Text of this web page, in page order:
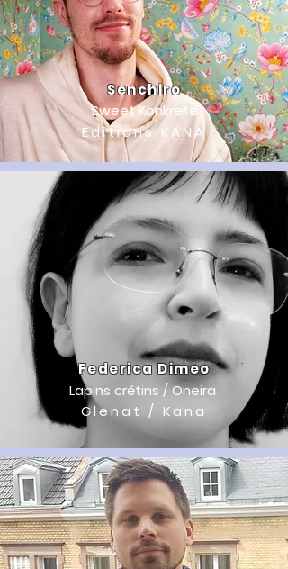
Senchiro
Sweet Konkrete
Editions KANA
Federica Dimeo
Lapins crétins / Oneira
Glenat / Kana